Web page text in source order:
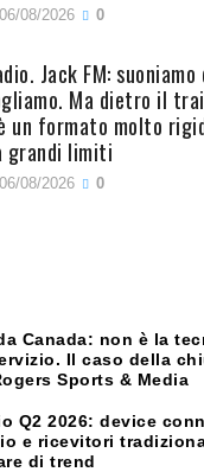
06/08/2026 0
Jack FM:
Ma dietro il
un formato molto
grandi limiti
06/08/2026 0
Canada: non è la
Il caso della
Sports & Media
Q2 2026: device
e ricevitori
di trend